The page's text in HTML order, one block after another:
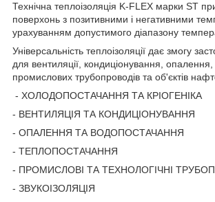
Технічна теплоізоляція K-FLEX марки ST
поверхонь з позитивними і негативними
урахуванням допустимого діапазону
Універсальність теплоізоляції дає змогу
для вентиляції, кондиціонування, опалення,
промислових трубопроводів та об'єктів
- ХОЛОДОПОСТАЧАННЯ ТА КРІОГЕНІКА
- ВЕНТИЛЯЦІЯ ТА КОНДИЦІОНУВАННЯ
- ОПАЛЕННЯ ТА ВОДОПОСТАЧАННЯ
- ТЕПЛОПОСТАЧАННЯ
- ПРОМИСЛОВІ ТА ТЕХНОЛОГІЧНІ
- ЗВУКОІЗОЛЯЦІЯ